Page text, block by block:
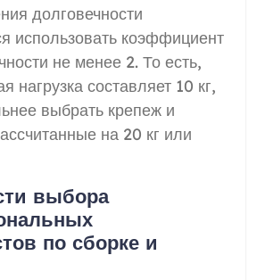
долговечности
использовать коэффициент
не менее 2. То есть,
нагрузка составляет 10 кг,
выбрать крепеж и
на 20 кг или
выбора
по сборке и